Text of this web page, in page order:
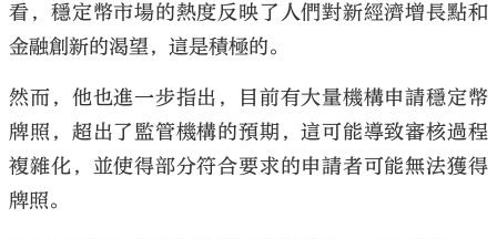
看，穩定幣市場的熱度反映了人們對新經濟增長點和
金融創新的渴望，這是積極的。
然而，他也進一步指出，目前有大量機構申請穩定幣
牌照，超出了監管機構的預期，這可能導致審核過程
複雜化，並使得部分符合要求的申請者可能無法獲得
牌照。